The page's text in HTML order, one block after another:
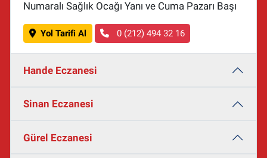
Numaralı Sağlık Ocağı Yanı ve Cuma Pazarı Başı
Yol Tarifi Al 0 (212) 494 32 16
Hande Eczanesi
Sinan Eczanesi
Gürel Eczanesi